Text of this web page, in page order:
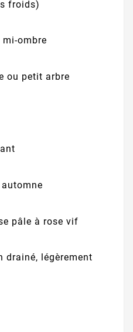
froids)
mi-ombre
ou petit arbre
pâle à rose vif
drainé, légèrement